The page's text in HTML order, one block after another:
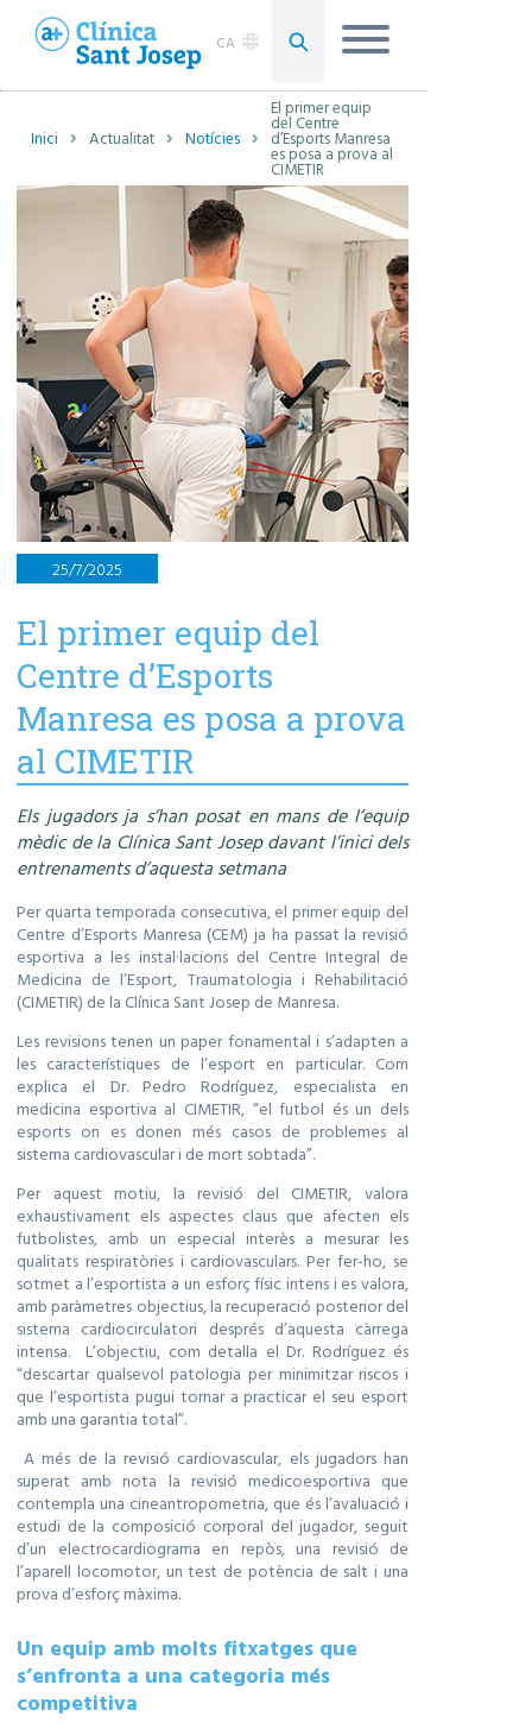
CA
Inici Actualitat Notícies
El primer equip
del Centre
d’Esports Manresa
es posa a prova al
CIMETIR
25/7/2025
El primer equip del
Centre d’Esports
Manresa es posa a prova
al CIMETIR
Els jugadors ja s’han posat en mans de l’equip
mèdic de la Clínica Sant Josep davant l’inici dels
entrenaments d’aquesta setmana
Per quarta temporada consecutiva, el primer equip del
Centre d’Esports Manresa (CEM) ja ha passat la revisió
esportiva a les instal·lacions del Centre Integral de
Medicina de l’Esport, Traumatologia i Rehabilitació
(CIMETIR) de la Clínica Sant Josep de Manresa.
Les revisions tenen un paper fonamental i s’adapten a
les característiques de l’esport en particular. Com
explica el Dr. Pedro Rodríguez, especialista en
medicina esportiva al CIMETIR, “el futbol és un dels
esports on es donen més casos de problemes al
sistema cardiovascular i de mort sobtada”.
Per aquest motiu, la revisió del CIMETIR, valora
exhaustivament els aspectes claus que afecten els
futbolistes, amb un especial interès a mesurar les
qualitats respiratòries i cardiovasculars. Per fer-ho, se
sotmet a l’esportista a un esforç físic intens i es valora,
amb paràmetres objectius, la recuperació posterior del
sistema cardiocirculatori després d’aquesta càrrega
intensa. L’objectiu, com detalla el Dr. Rodríguez és
“descartar qualsevol patologia per minimitzar riscos i
que l’esportista pugui tornar a practicar el seu esport
amb una garantia total”.
A més de la revisió cardiovascular, els jugadors han
superat amb nota la revisió medicoesportiva que
contempla una cineantropometria, que és l’avaluació i
estudi de la composició corporal del jugador, seguit
d’un electrocardiograma en repòs, una revisió de
l’aparell locomotor, un test de potència de salt i una
prova d’esforç màxima.
Un equip amb molts fitxatges que
s’enfronta a una categoria més
competitiva